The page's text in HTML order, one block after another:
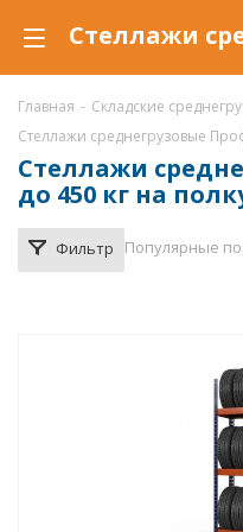
Главная - Складские
Стеллажи среднегрузовые
Стеллажи
до 450 кг на
Фильтр Популярные